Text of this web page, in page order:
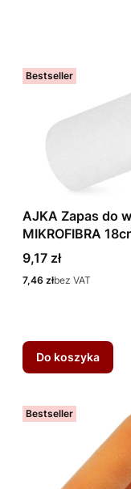
Bestseller
AJKA Zapas do
MIKROFIBRA
Cena
9,17 zł
Cena
7,46 złbez VAT
Do koszyka
Bestseller